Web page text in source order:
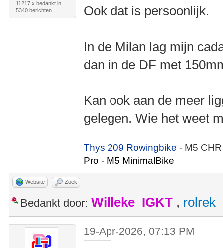
11217 x bedankt in
5340 berichten
Ook dat is persoonlijk.
In de Milan lag mijn
dan in de DF met
Kan ook aan de meer
gelegen. Wie het weet
Thys 209 Rowingbike- M5
Pro - M5 MinimalBike
Website Zoek
Bedankt door: Willeke_IGKT , rolrek
19-Apr-2026, 07:13 PM